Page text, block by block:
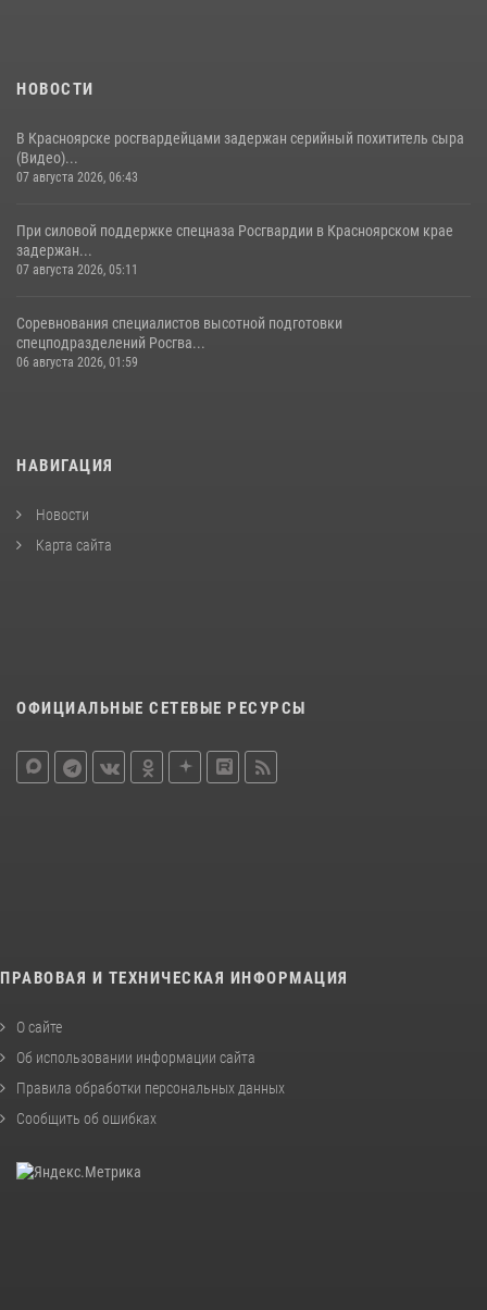
НОВОСТИ
В Красноярске росгвардейцами задержан серийный похититель сыра
(Видео)...
07 августа 2026, 06:43
При силовой поддержке спецназа Росгвардии в Красноярском крае
задержан...
07 августа 2026, 05:11
Соревнования специалистов высотной подготовки
спецподразделений Росгва...
06 августа 2026, 01:59
НАВИГАЦИЯ
Новости
Карта сайта
ОФИЦИАЛЬНЫЕ СЕТЕВЫЕ РЕСУРСЫ
ПРАВОВАЯ И ТЕХНИЧЕСКАЯ ИНФОРМАЦИЯ
О сайте
Об использовании информации сайта
Правила обработки персональных данных
Сообщить об ошибках